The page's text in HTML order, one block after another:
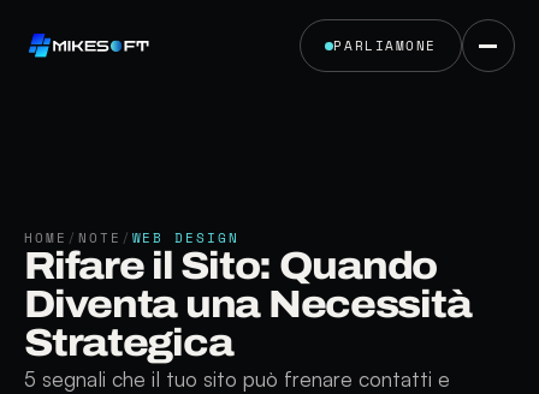
PARLIAMONE
HOME / NOTE / WEB DESIGN
Rifare il Sito: Quando
Diventa una Necessità
Strategica
5 segnali che il tuo sito può frenare contatti e